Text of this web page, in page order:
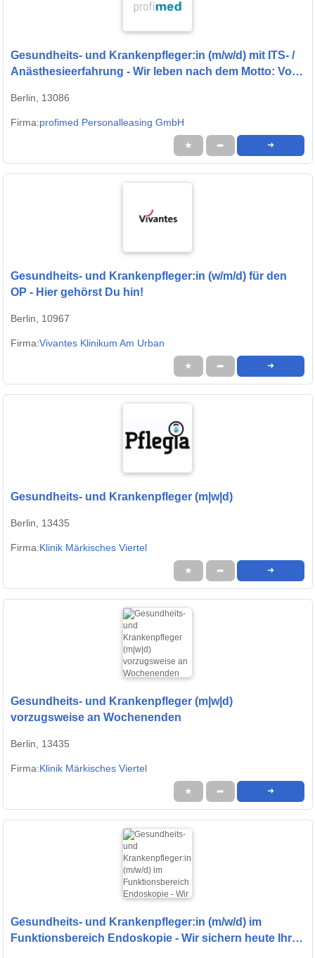
Gesundheits- und Krankenpfleger:in (m/w/d) mit ITS- /
Anästhesieerfahrung - Wir leben nach dem Motto: Von
Berlin, 13086
Firma:profimed Personalleasing GmbH
★ ➦ ➜
Gesundheits- und Krankenpfleger:in (w/m/d) für den
OP - Hier gehörst Du hin!
Berlin, 10967
Firma:Vivantes Klinikum Am Urban
★ ➦ ➜
Gesundheits- und Krankenpfleger (m|w|d)
Berlin, 13435
Firma:Klinik Märkisches Viertel
★ ➦ ➜
Gesundheits- und Krankenpfleger (m|w|d)
vorzugsweise an Wochenenden
Berlin, 13435
Firma:Klinik Märkisches Viertel
★ ➦ ➜
Gesundheits- und Krankenpfleger:in (m/w/d) im
Funktionsbereich Endoskopie - Wir sichern heute Ihre